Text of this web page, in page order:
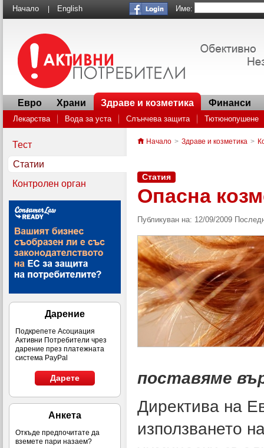
Начало English Име:
Евро Храни Здраве и козметика
Лекарства Вода за уста Слънчева защита
Тютюнопушене
Генеричните лекарства: как да спестим пари в аптеката
Финанси
Тест
Статии
Контролен орган
Дарение
Подкрепете Асоциация
Активни Потребители чрез
дарение през платежната
система PayPal
Дарете
Анкета
Откъде предпочитате да
вземете пари назаем?
Начало > Здраве и козметика >
Статия
Опасна
Публикуван на: 12/09/2009
поставяме
Директива на
използването